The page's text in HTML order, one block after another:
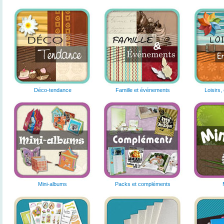
Déco-tendance Famille et événements Loisirs,
Mini-albums Packs et compléments